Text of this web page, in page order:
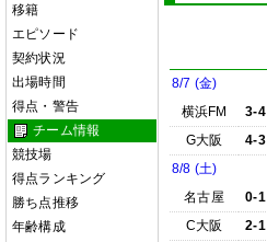
移籍
エピソード
契約状況
出場時間
得点・警告
チーム情報
競技場
得点ランキング
勝ち点推移
年齢構成
8/7 (金)
横浜FM
3-4
G大阪
4-3
8/8 (土)
名古屋
0-1
C大阪
2-1